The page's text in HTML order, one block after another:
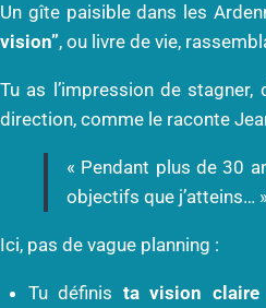
Un gîte paisible dans les
vision”, ou livre de vie,
Tu as l’impression de
direction, comme le raconte
« Pendant plus de 30
objectifs que j’atteins…
Ici, pas de vague planning :
Tu définis ta vision claire